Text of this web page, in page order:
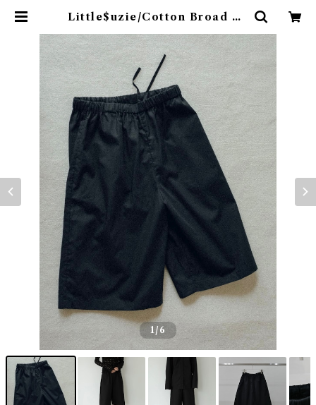
Little$uzie/Cotton Broad Ea
ue
1/6